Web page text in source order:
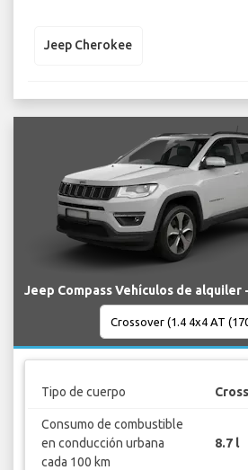
Jeep Cherokee
Jeep Compass Vehículos de alquiler
Tipo de cuerpo
Consumo de combustible
en conducción urbana
cada 100 km
8.7 l